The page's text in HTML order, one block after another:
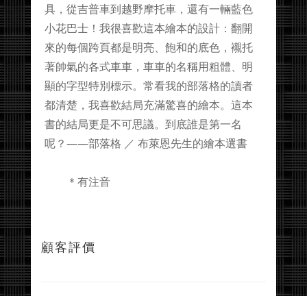
具，從吉普車到越野摩托車，還有一輛藍色
小花巴士！我很喜歡這本繪本的設計：翻開
來的每個跨頁都是明亮、飽和的底色，襯托
著帥氣的各式車車，車車的名稱用粗體、明
顯的字型特別標示。常看我的部落格的讀者
都清楚，我喜歡結局充滿驚喜的繪本。這本
書的結局更是不可思議。到底誰是第一名
呢？——部落格 ／ 布萊恩先生的繪本選書
＊有注音
顧客評價